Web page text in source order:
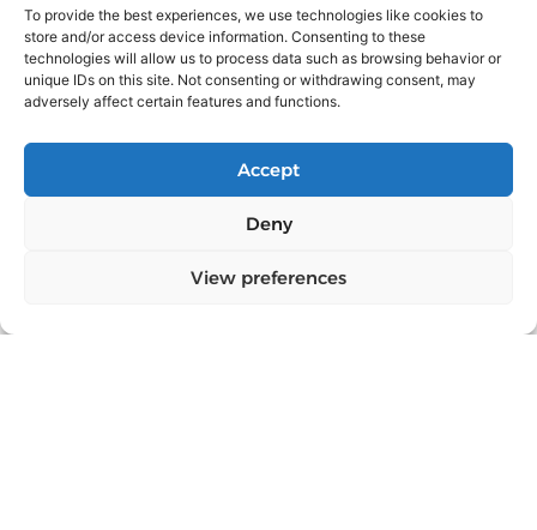
To provide the best experiences, we use technologies like cookies to
store and/or access device information. Consenting to these
technologies will allow us to process data such as browsing behavior or
unique IDs on this site. Not consenting or withdrawing consent, may
adversely affect certain features and functions.
Accept
Deny
View preferences
Ces articles pourraient
également vous intéresser